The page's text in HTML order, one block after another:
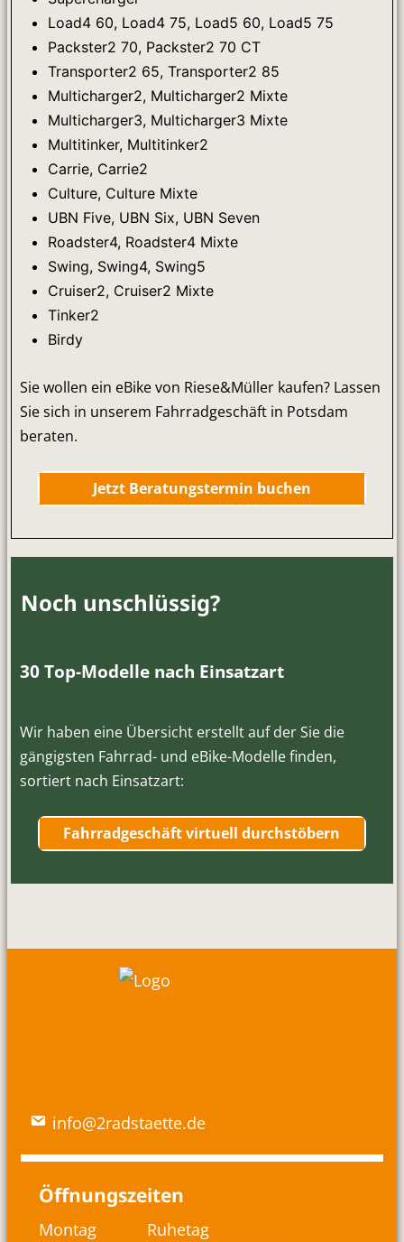
Load4 60, Load4 75, Load5 60, Load5 75
Packster2 70, Packster2 70 CT
Transporter2 65, Transporter2 85
Multicharger2, Multicharger2 Mixte
Multicharger3, Multicharger3 Mixte
Multitinker, Multitinker2
Carrie, Carrie2
Culture, Culture Mixte
UBN Five, UBN Six, UBN Seven
Roadster4, Roadster4 Mixte
Swing, Swing4, Swing5
Cruiser2, Cruiser2 Mixte
Tinker2
Birdy
Sie wollen ein eBike von Riese&Müller kaufen? Lassen
Sie sich in unserem Fahrradgeschäft in Potsdam
beraten.
Jetzt Beratungstermin buchen
Noch unschlüssig?
30 Top-Modelle nach Einsatzart
Wir haben eine Übersicht erstellt auf der Sie die
gängigsten Fahrrad- und eBike-Modelle finden,
sortiert nach Einsatzart:
Fahrradgeschäft virtuell durchstöbern
info@2radstaette.de
Öffnungszeiten
Montag
Ruhetag